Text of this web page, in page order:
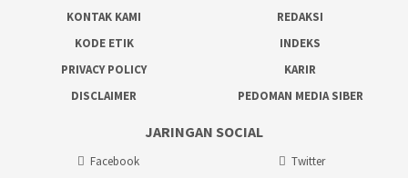
KONTAK KAMI
REDAKSI
KODE ETIK
INDEKS
PRIVACY POLICY
KARIR
DISCLAIMER
PEDOMAN MEDIA SIBER
JARINGAN SOCIAL
Facebook
Twitter